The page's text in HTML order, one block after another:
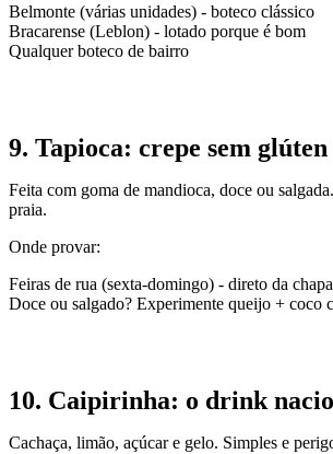
Belmonte (várias unidades) - boteco clássico
Bracarense (Leblon) - lotado porque é bom
Qualquer boteco de bairro
9. Tapioca: crepe sem glúten
Feita com goma de mandioca, doce ou
praia.
Onde provar:
Feiras de rua (sexta-domingo) - direto da chapa
Doce ou salgado? Experimente queijo + coco
10. Caipirinha: o drink
Cachaça, limão, açúcar e gelo. Simples e